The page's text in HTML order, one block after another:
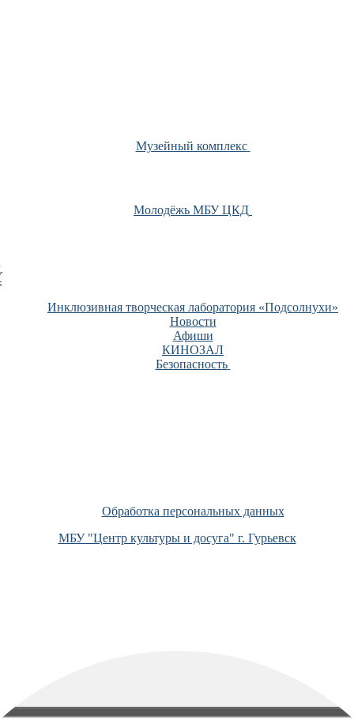
Музейный комплекс
Молодёжь МБУ ЦКД
Инклюзивная творческая лаборатория «Подсолнухи»
Новости
Афиши
КИНОЗАЛ
Безопасность
Обработка персональных данных
МБУ "Центр культуры и досуга" г. Гурьевск